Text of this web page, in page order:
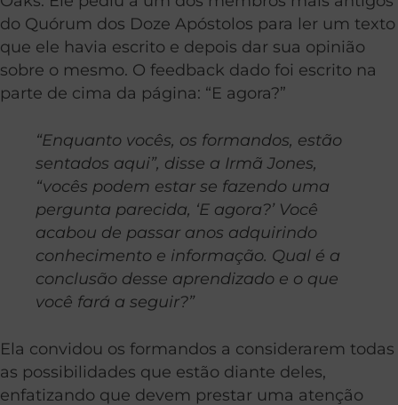
do Quórum dos Doze Apóstolos para ler um texto
que ele havia escrito e depois dar sua opinião
sobre o mesmo. O feedback dado foi escrito na
parte de cima da página: “E agora?”
“Enquanto vocês, os formandos, estão
sentados aqui”, disse a Irmã Jones,
“vocês podem estar se fazendo uma
pergunta parecida, ‘E agora?’ Você
acabou de passar anos adquirindo
conhecimento e informação. Qual é a
conclusão desse aprendizado e o que
você fará a seguir?”
Ela convidou os formandos a considerarem todas
as possibilidades que estão diante deles,
enfatizando que devem prestar uma atenção